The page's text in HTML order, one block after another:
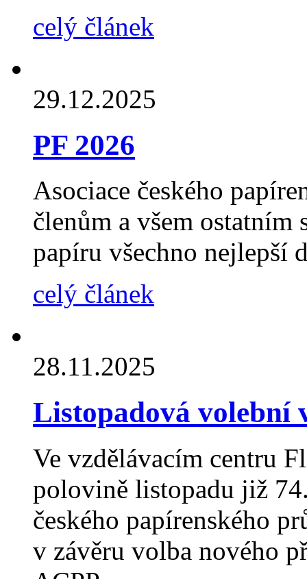
celý článek
29.12.2025
PF 2026
Asociace českého
členům a všem
papíru všechno nejlepší
celý článek
28.11.2025
Listopadová volební
Ve vzdělávacím centru
polovině listopadu již
českého papírenského
v závěru volba nového